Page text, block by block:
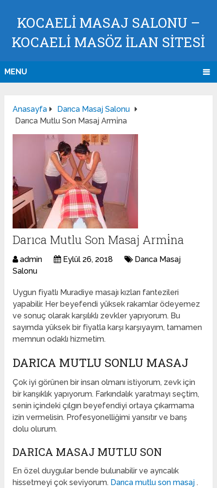
KOCAELI MASAJ SALONU –
KOCAELI MASÖZ İLAN SİTESİ
MENU
Anasayfa
Darıca Masaj Salonu
Darıca Mutlu Son Masaj Armi̇na
Darıca Mutlu Son Masaj Armi̇na
admin Eylül 26, 2018
Darıca Masaj
Salonu
Uygun fiyatlı Muradiye masajı kızları fantezileri
yapabilir. Her beyefendi yüksek rakamlar ödeyemez
ve sonuç olarak karşılıklı zevkler yapıyorum. Bu
sayımda yüksek bir fiyatla karşı karşıyayım, tamamen
memnun odaklı hizmetim.
DARICA MUTLU SONLU MASAJ
Çok iyi görünen bir insan olmanı istiyorum, zevk için
bir karışıklık yapıyorum. Farkındalık yaratmayı seçtim,
senin içindeki çılgın beyefendiyi ortaya çıkarmama
izin vermelisin. Profesyonelliğimi yansıtır ve barış
dolu olurum.
DARICA MASAJ MUTLU SON
En özel duygular bende bulunabilir ve ayrıcalık
hissetmeyi çok seviyorum. Darıca mutlu son masaj.